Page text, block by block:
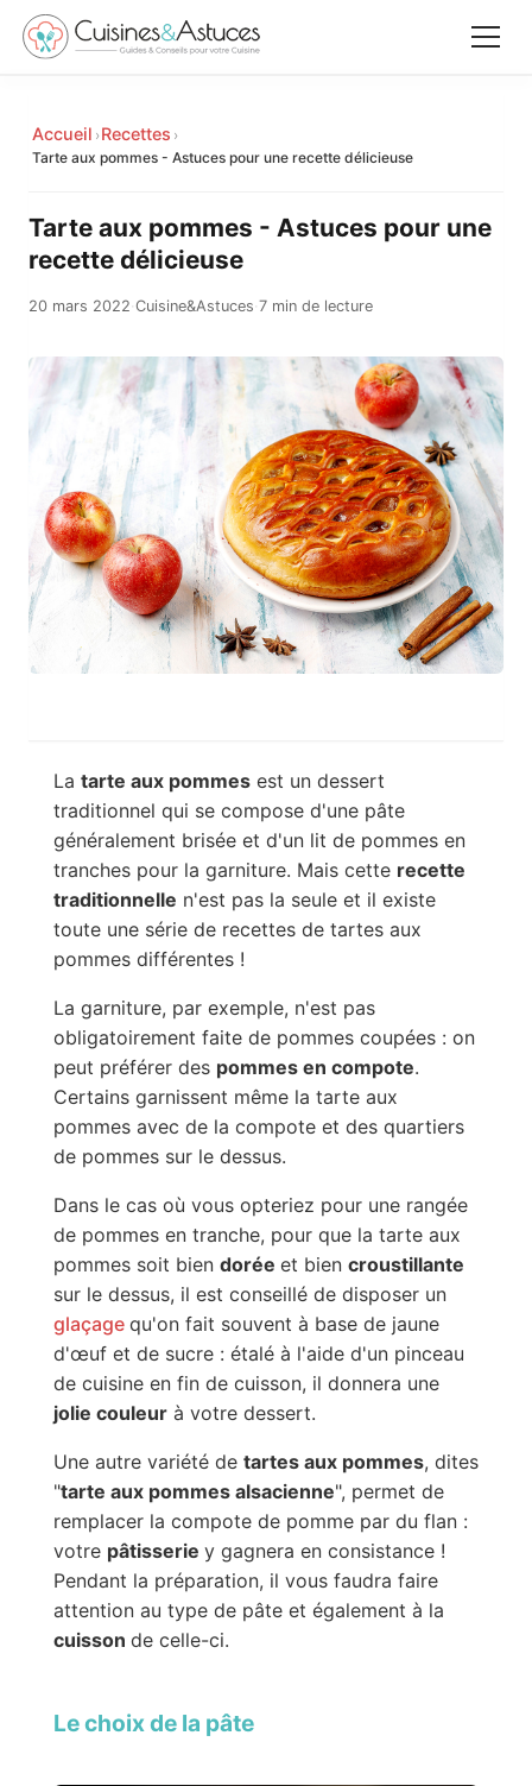
Équipements
Astuces
Rechercher
Facebook
Accueil ›Recettes ›
Tarte aux pommes - Astuces pour une recette délicieuse
Tarte aux pommes - Astuces pour une
recette délicieuse
20 mars 2022·Cuisine&Astuces·7 min de lecture
La tarte aux pommesest un dessert
traditionnel qui se compose d'une pâte
généralement brisée et d'un lit de pommes en
tranches pour la garniture. Mais cette recette
traditionnelle n'est pas la seule et il existe
toute une série de recettes de tartes aux
pommes différentes !
La garniture, par exemple, n'est pas
obligatoirement faite de pommes coupées : on
peut préférer des pommes en compote.
Certains garnissent même la tarte aux
pommes avec de la compote et des quartiers
de pommes sur le dessus.
Dans le cas où vous opteriez pour une rangée
de pommes en tranche, pour que la tarte aux
pommes soit bien dorée et bien croustillante
sur le dessus, il est conseillé de disposer un
glaçage qu'on fait souvent à base de jaune
d'œuf et de sucre : étalé à l'aide d'un pinceau
de cuisine en fin de cuisson, il donnera une
jolie couleurà votre dessert.
Une autre variété de tartes aux pommes, dites
"tarte aux pommes alsacienne", permet de
remplacer la compote de pomme par du flan :
votre pâtisserie y gagnera en consistance !
Pendant la préparation, il vous faudra faire
attention au type de pâte et également à la
cuisson de celle-ci.
Le choix de la pâte